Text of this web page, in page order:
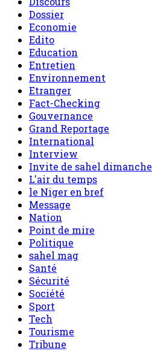
Dossier
Economie
Edito
Education
Entretien
Environnement
Etranger
Fact-Checking
Gouvernance
Grand Reportage
International
Interview
Invite de sahel dimanche
L'air du temps
le Niger en bref
Message
Nation
Point de mire
Politique
sahel mag
Santé
Sécurité
Société
Sport
Tech
Tourisme
Tribune